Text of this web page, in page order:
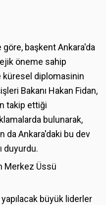
göre, başkent Ankara'da
öneme sahip
küresel diplomasinin
Bakanı Hakan Fidan,
takip ettiği
bulunarak,
da Ankara'daki bu dev
duyurdu.
Merkez Üssü
büyük liderler